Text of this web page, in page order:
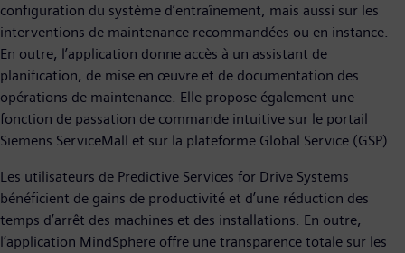
configuration du système d’entraînement, mais aussi sur les
interventions de maintenance recommandées ou en instance.
En outre, l’application donne accès à un assistant de
planification, de mise en œuvre et de documentation des
opérations de maintenance. Elle propose également une
fonction de passation de commande intuitive sur le portail
Siemens ServiceMall et sur la plateforme Global Service (GSP).
Les utilisateurs de Predictive Services for Drive Systems
bénéficient de gains de productivité et d’une réduction des
temps d’arrêt des machines et des installations. En outre,
l’application MindSphere offre une transparence totale sur les